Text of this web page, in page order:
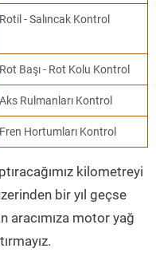
Rotil - Salıncak Kontrol
Rot Başı - Rot Kolu Kontrol
Aks Rulmanları Kontrol
Fren Hortumları Kontrol
kilometreyi
bir yıl geçse
aracımıza motor yağ